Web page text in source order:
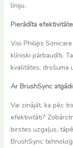
līniju.
Pierādīta
Visi Philips
klīniski pārbaudīti.
kvalitātes, drošuma
Ar BrushSync
Vai zinājāt, ka pēc
efektivitāti?
birstes uzgaļus,
BrushSync